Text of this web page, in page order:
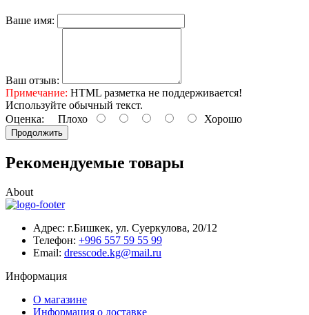
Ваше имя:
Ваш отзыв:
Примечание: HTML разметка не поддерживается!
Используйте обычный текст.
Оценка: Плохо Хорошо
Продолжить
Рекомендуемые товары
About
Адрес: г.Бишкек, ул. Суеркулова, 20/12
Телефон: +996 557 59 55 99
Email: dresscode.kg@mail.ru
Информация
О магазине
Информация о доставке